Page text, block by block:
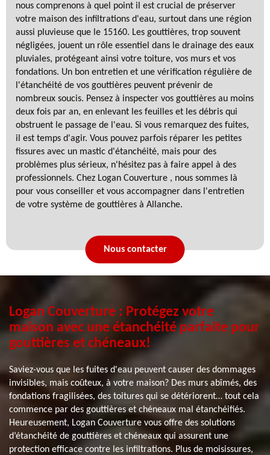
nous comprenons à quel point il est crucial de préserver
votre maison des infiltrations d'eau, surtout dans une région
aussi pluvieuse que le 15160. Les gouttières, trop souvent
négligées, jouent un rôle essentiel dans le drainage des eaux
pluviales, protégeant ainsi votre toiture, vos murs et vos
fondations. Un bon entretien et une vérification régulière de
l'étanchéité de vos gouttières peuvent prévenir de
nombreux soucis. Pensez à inspecter vos gouttières au moins
deux fois par an, en enlevant les feuilles et les débris qui
obstruent le passage de l'eau. Si vous remarquez des fuites,
il est temps d'agir. Vous pouvez parfois réparer les petites
fissures avec un mastic d'étanchéité, mais pour des
problèmes plus sérieux, n'hésitez pas à faire appel à des
professionnels. Chez Logan Couverture , nous sommes là
pour vous conseiller et vous accompagner dans l'entretien
de votre système de gouttières à Allanche.
Nous contacter
Logan Couverture : Protégez votre
maison avec une étanchéité parfaite pour
gouttières et chéneaux!
Saviez-vous que les fuites d'eau peuvent causer des dommages
invisibles, mais coûteux, à votre maison? Des murs abîmés, des
fondations fragilisées, des toitures qui se détériorent… tout cela
commence par des gouttières et chéneaux mal étanchéifiés.
Heureusement, Logan Couverture vous offre des solutions
d’étanchéité de gouttières et chéneaux qui assurent une
protection efficace contre les infiltrations. Plus de moisissures,